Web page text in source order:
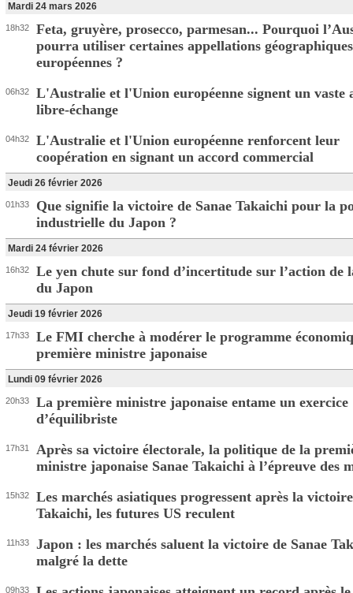
Mardi 24 mars 2026
18h32
Feta, gruyère, prosecco, parmesan... Pourquoi
pourra utiliser certaines appellations géographiques
européennes ?
06h32
L'Australie et l'Union européenne signent un vaste
libre-échange
04h32
L'Australie et l'Union européenne renforcent leur
coopération en signant un accord commercial
Jeudi 26 février 2026
01h33
Que signifie la victoire de Sanae Takaichi pour la
industrielle du Japon ?
Mardi 24 février 2026
16h32
Le yen chute sur fond d’incertitude sur l’action de
du Japon
Jeudi 19 février 2026
17h33
Le FMI cherche à modérer le programme
première ministre japonaise
Lundi 09 février 2026
20h33
La première ministre japonaise entame un exercice
d’équilibriste
17h31
Après sa victoire électorale, la politique de la
ministre japonaise Sanae Takaichi à l’épreuve des
15h32
Les marchés asiatiques progressent après la
Takaichi, les futures US reculent
11h33
Japon : les marchés saluent la victoire de Sanae
malgré la dette
09h33